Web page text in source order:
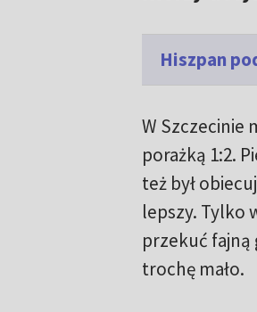
Hiszpan
W Szczecinie
porażką 1:2.
też był
lepszy. Tylko
przekuć fajną
trochę mało.